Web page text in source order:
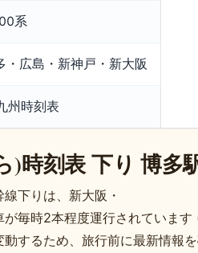
系
・広島・新神戸・新大阪
州時刻表
)時刻表 下り 博多
下りは、新大阪・
が毎時2本程度運行されています
するため、旅行前に最新情報